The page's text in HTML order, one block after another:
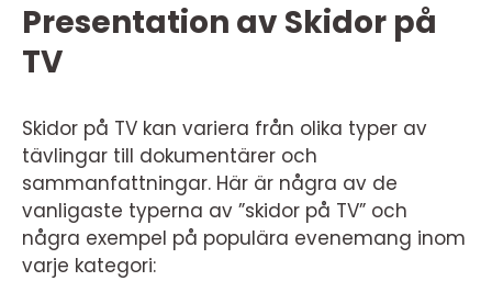
Presentation av Skidor på
TV
Skidor på TV kan variera från olika typer av
tävlingar till dokumentärer och
sammanfattningar. Här är några av de
vanligaste typerna av ”skidor på TV” och
några exempel på populära evenemang inom
varje kategori: